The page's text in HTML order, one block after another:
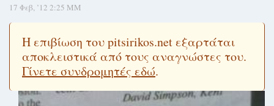
Διαφήμιση
Μόνο για συνδρομητές
Log in
17 Φεβ, ’12 2:25 ΜΜ
Η επιβίωση του pitsirikos.net εξαρτάται
αποκλειστικά από τους αναγνώστες του.
Γίνετε συνδρομητές εδώ.